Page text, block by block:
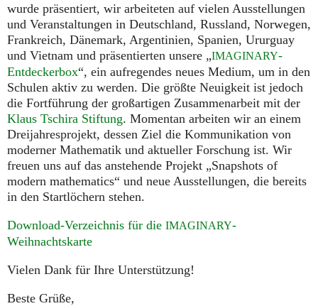
wurde präsentiert, wir arbeiteten auf vielen Ausstellungen
und Veranstaltungen in Deutschland, Russland, Norwegen,
Frankreich, Dänemark, Argentinien, Spanien, Ururguay
und Vietnam und präsentierten unsere „IMAGINARY-
Entdeckerbox“, ein aufregendes neues Medium, um in den
Schulen aktiv zu werden. Die größte Neuigkeit ist jedoch
die Fortführung der großartigen Zusammenarbeit mit der
Klaus Tschira Stiftung. Momentan arbeiten wir an einem
Dreijahresprojekt, dessen Ziel die Kommunikation von
moderner Mathematik und aktueller Forschung ist. Wir
freuen uns auf das anstehende Projekt „Snapshots of
modern mathematics“ und neue Ausstellungen, die bereits
in den Startlöchern stehen.
Download-Verzeichnis für die IMAGINARY-
Weihnachtskarte
Vielen Dank für Ihre Unterstützung!
Beste Grüße,